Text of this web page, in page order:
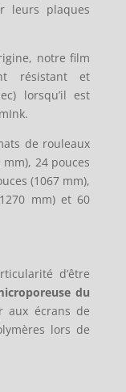
leurs plaques
notre film
résistant et
lorsqu’il est
de rouleaux
24 pouces
(1067 mm),
mm) et 60
d’être
du
écrans de
lors de